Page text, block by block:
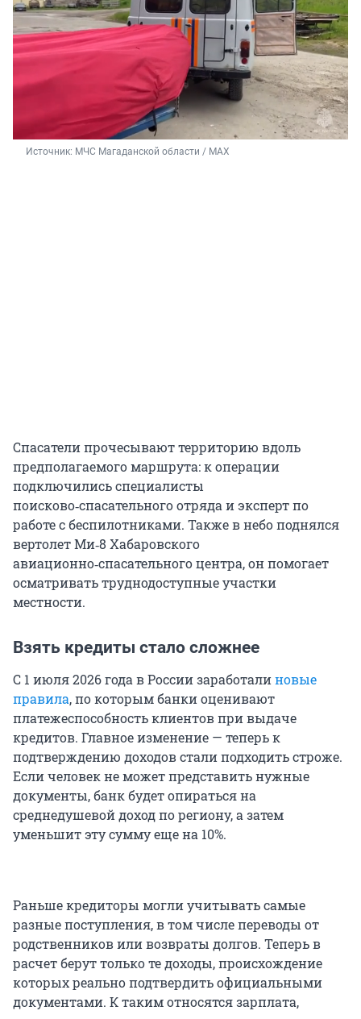
Источник: МЧС Магаданской области / МАХ
Спасатели прочесывают территорию вдоль
предполагаемого маршрута: к операции
подключились специалисты
поисково‑спасательного отряда и эксперт по
работе с беспилотниками. Также в небо поднялся
вертолет Ми‑8 Хабаровского
авиационно‑спасательного центра, он помогает
осматривать труднодоступные участки
местности.
Взять кредиты стало сложнее
С 1 июля 2026 года в России заработалиновые
правила, по которым банки оценивают
платежеспособность клиентов при выдаче
кредитов. Главное изменение — теперь к
подтверждению доходов стали подходить строже.
Если человек не может представить нужные
документы, банк будет опираться на
среднедушевой доход по региону, а затем
уменьшит эту сумму еще на 10%.
Раньше кредиторы могли учитывать самые
разные поступления, в том числе переводы от
родственников или возвраты долгов. Теперь в
расчет берут только те доходы, происхождение
которых реально подтвердить официальными
документами. К таким относятся зарплата,